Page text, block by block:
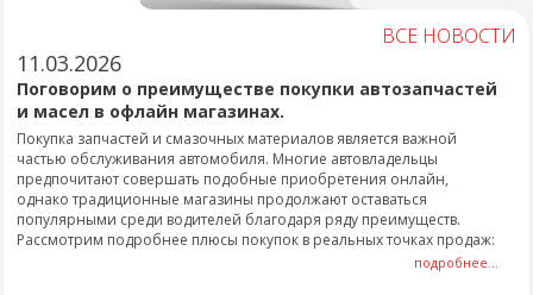
ВСЕ НОВОСТИ
11.03.2026
Поговорим о преимуществе покупки автозапчастей
и масел в офлайн магазинах.
Покупка запчастей и смазочных материалов является важной
частью обслуживания автомобиля. Многие автовладельцы
предпочитают совершать подобные приобретения онлайн,
однако традиционные магазины продолжают оставаться
популярными среди водителей благодаря ряду преимуществ.
Рассмотрим подробнее плюсы покупок в реальных точках продаж:
подробнее...